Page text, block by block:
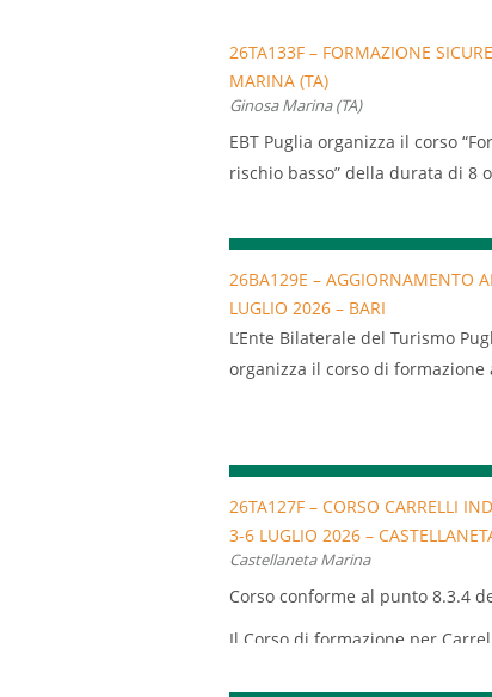
26TA133F – FORMAZIONE
MARINA (TA)
Ginosa Marina (TA)
EBT Puglia organizza il corso
rischio basso” della durata di 8
Il corso normato dall’Accordo
permette di assolvere agli
rischio basso
Il corso è diretto a tutte le
26BA129E – AGGIORNAMENTO
LUGLIO 2026 – BARI
L’Ente Bilaterale del Turismo
organizza il corso di
un corso obbligatrorio di 8 ore.
26TA127F – CORSO CARRELLI
3-6 LUGLIO 2026 –
Castellaneta Marina
Corso conforme al punto 8.3.4
Il Corso di formazione per
un corso obbligatorio per